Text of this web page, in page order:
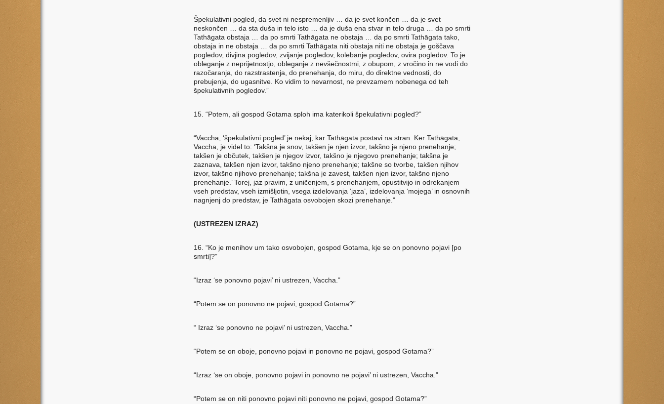
Špekulativni pogled, da svet ni nespremenljiv … da je svet končen … da je svet
neskončen … da sta duša in telo isto … da je duša ena stvar in telo druga … da po smrti
Tathāgata obstaja … da po smrti Tathāgata ne obstaja … da po smrti Tathāgata tako,
obstaja in ne obstaja … da po smrti Tathāgata niti obstaja niti ne obstaja je goščava
pogledov, divjina pogledov, zvijanje pogledov, kolebanje pogledov, ovira pogledov. To je
obleganje z neprijetnostjo, obleganje z nevšečnostmi, z obupom, z vročino in ne vodi do
razočaranja, do razstrastenja, do prenehanja, do miru, do direktne vednosti, do
prebujenja, do ugasnitve. Ko vidim to nevarnost, ne prevzamem nobenega od teh
špekulativnih pogledov.”
15. “Potem, ali gospod Gotama sploh ima katerikoli špekulativni pogled?”
“Vaccha, ‘špekulativni pogled’ je nekaj, kar Tathāgata postavi na stran. Ker Tathāgata,
Vaccha, je videl to: ‘Takšna je snov, takšen je njen izvor, takšno je njeno prenehanje;
takšen je občutek, takšen je njegov izvor, takšno je njegovo prenehanje; takšna je
zaznava, takšen njen izvor, takšno njeno prenehanje; takšne so tvorbe, takšen njihov
izvor, takšno njihovo prenehanje; takšna je zavest, takšen njen izvor, takšno njeno
prenehanje.’ Torej, jaz pravim, z uničenjem, s prenehanjem, opustitvijo in odrekanjem
vseh predstav, vseh izmišljotin, vsega izdelovanja ‘jaza’, izdelovanja ‘mojega’ in osnovnih
nagnjenj do predstav, je Tathāgata osvobojen skozi prenehanje.”
(USTREZEN IZRAZ)
16. “Ko je menihov um tako osvobojen, gospod Gotama, kje se on ponovno pojavi [po
smrti]?”
“Izraz ‘se ponovno pojavi’ ni ustrezen, Vaccha.”
“Potem se on ponovno ne pojavi, gospod Gotama?”
“ Izraz ‘se ponovno ne pojavi’ ni ustrezen, Vaccha.”
“Potem se on oboje, ponovno pojavi in ponovno ne pojavi, gospod Gotama?”
“Izraz ‘se on oboje, ponovno pojavi in ponovno ne pojavi’ ni ustrezen, Vaccha.”
“Potem se on niti ponovno pojavi niti ponovno ne pojavi, gospod Gotama?”